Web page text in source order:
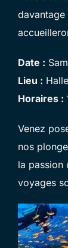
Date :
Lieu :
Horaires :
Venez
nos
la passion
voyages